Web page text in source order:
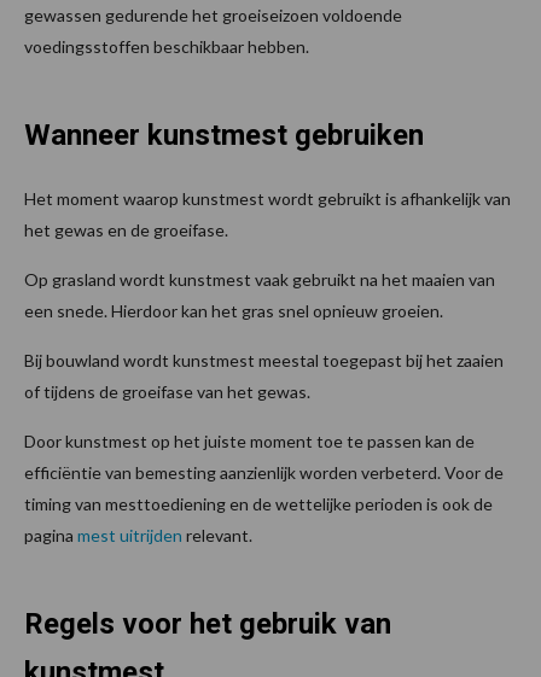
gewassen gedurende het groeiseizoen voldoende
voedingsstoffen beschikbaar hebben.
Wanneer kunstmest gebruiken
Het moment waarop kunstmest wordt gebruikt is afhankelijk van
het gewas en de groeifase.
Op grasland wordt kunstmest vaak gebruikt na het maaien van
een snede. Hierdoor kan het gras snel opnieuw groeien.
Bij bouwland wordt kunstmest meestal toegepast bij het zaaien
of tijdens de groeifase van het gewas.
Door kunstmest op het juiste moment toe te passen kan de
efficiëntie van bemesting aanzienlijk worden verbeterd. Voor de
timing van mesttoediening en de wettelijke perioden is ook de
pagina mest uitrijden relevant.
Regels voor het gebruik van